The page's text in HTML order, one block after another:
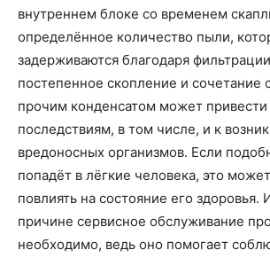
внутреннем блоке со временем
определённое количество пыли,
задерживаются благодаря
постепенное скопление и сочетание
прочим конденсатом может
последствиям, в том числе, и к
вредоносных организмов. Если
попадёт в лёгкие человека, это
повлиять на состояние его здоровья.
причине сервисное обслуживание
необходимо, ведь оно помогает